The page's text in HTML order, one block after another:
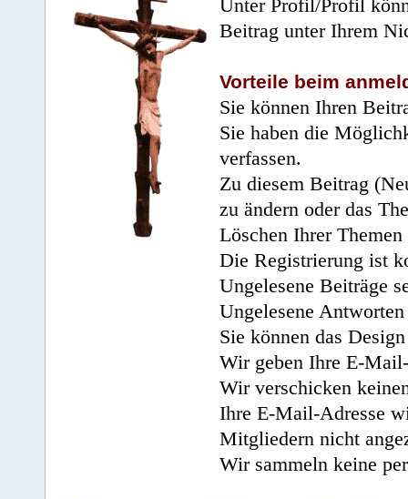
Unter Profil/Profil
Beitrag unter Ihrem
Vorteile beim
Sie können Ihren
Sie haben die
verfassen.
Zu diesem Beitrag
zu ändern oder das
Löschen Ihrer
Die Registrierung ist
Ungelesene Beiträge
Ungelesene
Sie können das
Wir geben Ihre E-
Wir verschicken
Ihre E-Mail-Adresse
Mitgliedern nicht
Wir sammeln keine